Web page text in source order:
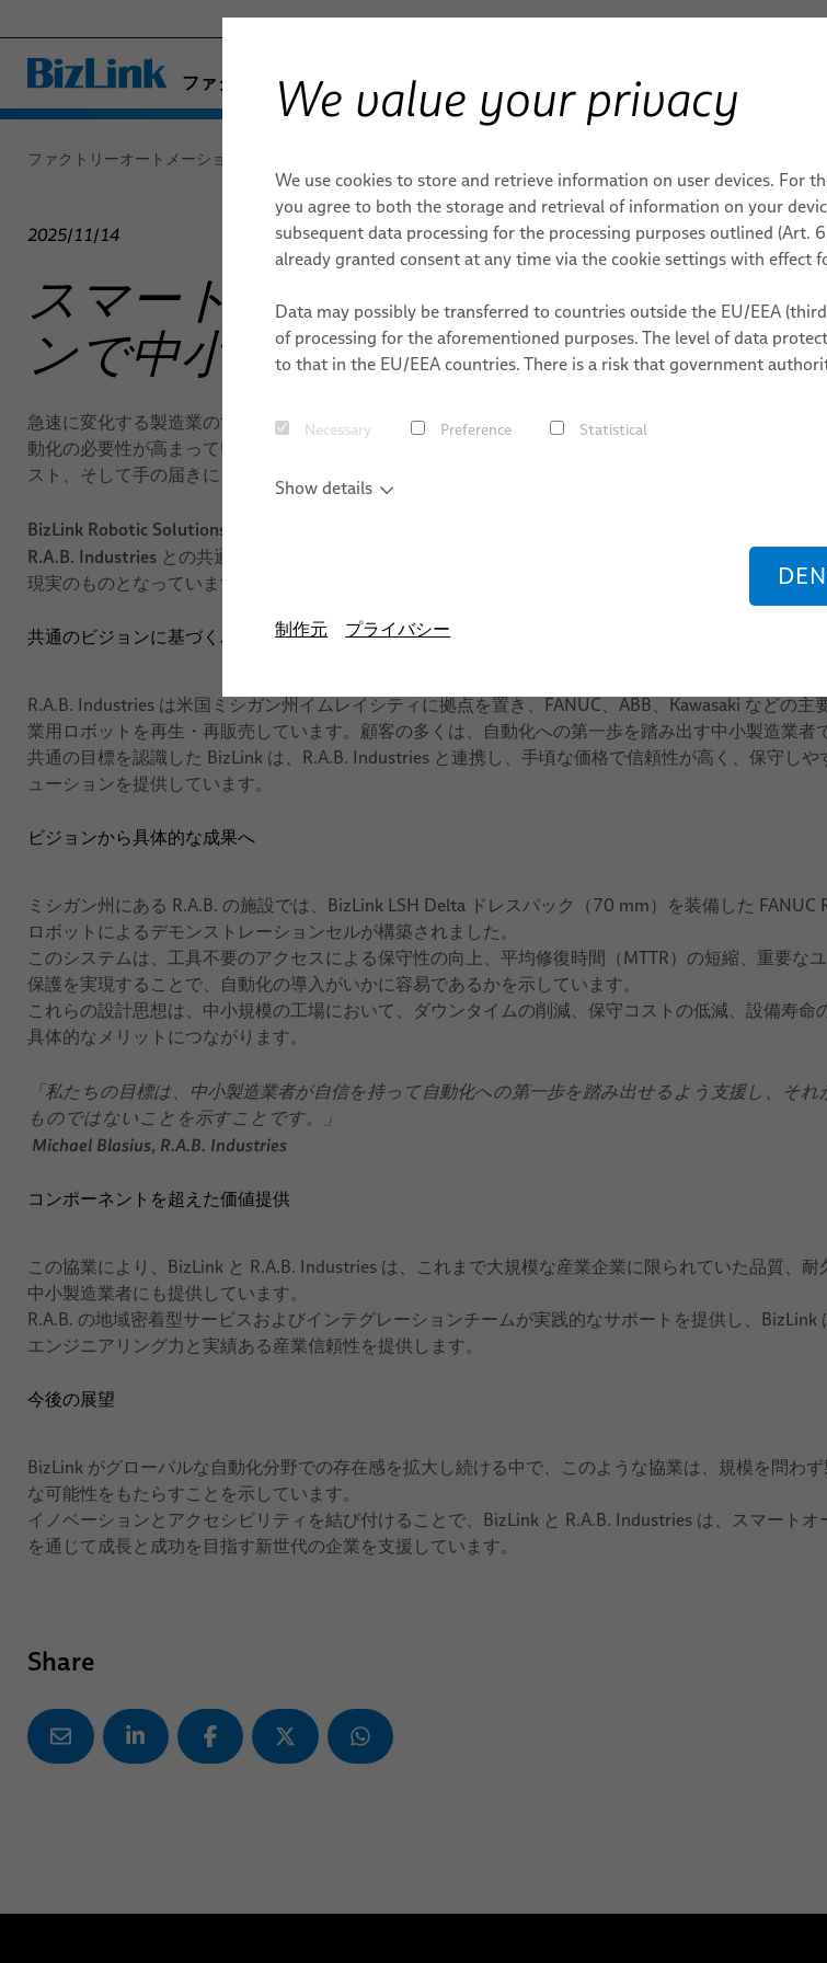
ファクトリーオートメーション & 機械
- ENGINEERED SOLUTIONS
SEMICONDUCTOR TECHNOLOGY
SILICONE CABLE SOLUTIONS
TELECOM & NETWORKING
FieldLink® ケーブル
サービス
ロボット
ドレスパックシステム
トケーブル
ロボット用ケーブルの組立
ロボテ
すぐに
ロボッ
ング
ロボット
アーク溶接
接着
マテリアルハンドリング
研究開発
BIZLINK ン試験センタ
出版物
キャリア
所在地
イベン
ファクトリーオートメーション & 機械
2025/11/14
スマートオートメーションソリュ
ンで中小製造業を支援
急速に変化する製造業の世界において、中小企業はもちろん、大手メーカーにおいても、競争力を維
動化の必要性が高まっています。しかし、多くの小規模事業者にとって、自動化への第一歩は依然と
スト、そして手の届きにくいものに感じられています。
BizLink Robotic Solutions
R.A.B. Industries との共通のビジョンを通じて、この想いは生産を次のレベルへと引き上げたい中小
現実のものとなっています。
共通のビジョンに基づくパートナーシップ
R.A.B. Industries は米国ミシガン州イムレイシティに拠点を置き、FANUC、ABB、Kawasaki などの主
業用ロボットを再生・再販売しています。顧客の多くは、自動化への第一歩を踏み出す中小製造業者
共通の目標を認識した BizLink は、R.A.B. Industries と連携し、手頃な価格で信頼性が高く、保守しや
ューションを提供しています。
ビジョンから具体的な成果へ
ミシガン州にある R.A.B. の施設では、BizLink LSH Delta ドレスパック（70 mm）を装備した
ロボットによるデモンストレーションセルが構築されました。
このシステムは、工具不要のアクセスによる保守性の向上、平均修復時間（MTTR）の短縮、重要な
保護を実現することで、自動化の導入がいかに容易であるかを示しています。
これらの設計思想は、中小規模の工場において、ダウンタイムの削減、保守コストの低減、設備寿命
具体的なメリットにつながります。
「私たちの目標は、中小製造業者が自信を持って自動化への第一歩を踏み出せるよう支援し、そ
ものではないことを示すことです。」
Michael Blasius, R.A.B. Industries
コンポーネントを超えた価値提供
この協業により、BizLink と R.A.B. Industries は、これまで大規模な産業企業に限られていた品質、耐
中小製造業者にも提供しています。
R.A.B. の地域密着型サービスおよびインテグレーションチームが実践的なサポートを提供し、BizLink
エンジニアリング力と実績ある産業信頼性を提供します。
今後の展望
BizLink がグローバルな自動化分野での存在感を拡大し続ける中で、このような協業は、規模を問わ
な可能性をもたらすことを示しています。
イノベーションとアクセシビリティを結び付けることで、BizLink と R.A.B. Industries は、スマートオ
を通じて成長と成功を目指す新世代の企業を支援しています。
Share
We value your privacy
We use cookies to store and retrieve information on user devices. For
you agree to both the storage and retrieval of information on your
subsequent data processing for the processing purposes outlined (Art.
already granted consent at any time via the cookie settings with effect
Data may possibly be transferred to countries outside the EU/EEA
of processing for the aforementioned purposes. The level of data
to that in the EU/EEA countries. There is a risk that government
Necessary Preference Statistical
Show details
制作元 プライバシー